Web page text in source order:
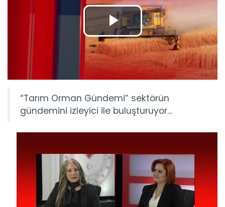
“Tarım Orman Gündemi” sektörün
gündemini izleyici ile buluşturuyor…
Tarım Orman Gündemi 15.06.2026